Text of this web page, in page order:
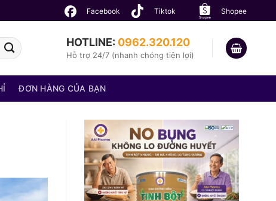
Facebook Tiktok Shopee
HOTLINE: 0962.320.120
Hỗ trợ 24/7 (nhanh chóng tiện lợi)
ĐƠN HÀNG CỦA BẠN